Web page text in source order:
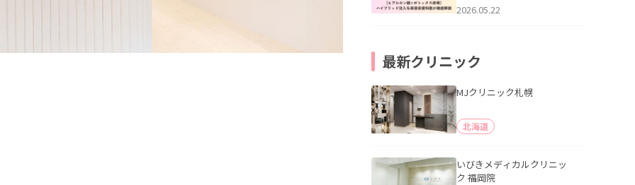
用】ハイブリッド注入を美
2026.05.22
最新クリニック
MJクリニック札幌
北海道
いびきメディカルクリニッ
ク 福岡院